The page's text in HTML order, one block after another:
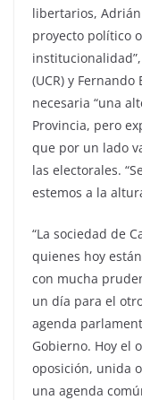
libertarios,
proyecto político
(UCR) y
necesaria “una
Provincia, pero
que por un lado
las electorales.
estemos a la
“La sociedad de
quienes hoy
con mucha
un día para el
agenda
Gobierno. Hoy el
oposición, unida
una agenda